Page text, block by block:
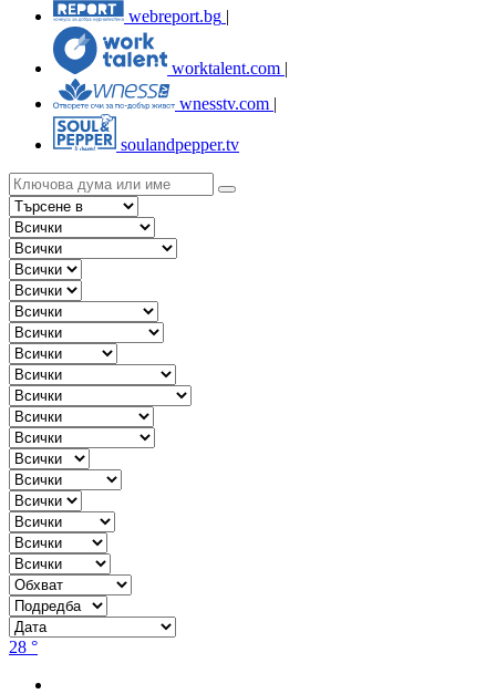
webreport.bg
worktalent.com |
wnesstv.com |
soulandpepper.tv
28 °